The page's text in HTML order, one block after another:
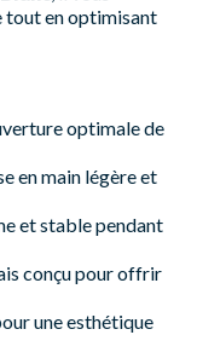
tout en optimisant
optimale de
en main légère et
et stable pendant
conçu pour offrir
une esthétique